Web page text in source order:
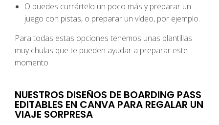
O puedes currártelo un poco más y preparar un
juego con pistas, o preparar un vídeo, por ejemplo.
Para todas estas opciones tenemos unas plantillas
muy chulas que te pueden ayudar a preparar este
momento.
NUESTROS DISEÑOS DE BOARDING PASS
EDITABLES EN CANVA PARA REGALAR UN
VIAJE SORPRESA